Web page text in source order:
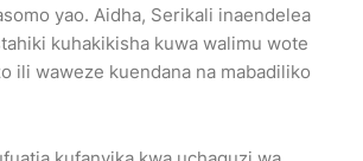
yao. Aidha, Serikali inaendelea
kuhakikisha kuwa walimu wote
ili waweze kuendana na mabadiliko